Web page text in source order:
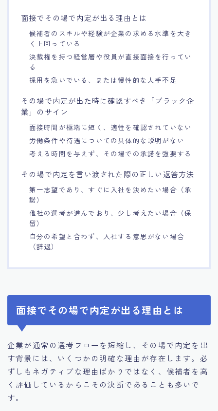
面接でその場で内定が出る理由とは
候補者のスキルや経験が企業の求める水準を大き
く上回っている
決裁権を持つ経営層や役員が直接面接を行ってい
る
採用を急いでいる、または慢性的な人手不足
その場で内定が出た時に確認すべき「ブラック企
業」のサイン
面接時間が極端に短く、適性を確認されていない
労働条件や待遇についての具体的な説明がない
考える時間を与えず、その場での承諾を強要する
その場で内定を言い渡された際の正しい返答方法
第一志望であり、すぐに入社を決めたい場合（承
諾）
他社の選考が進んでおり、少し考えたい場合（保
留）
自分の希望と合わず、入社する意思がない場合
（辞退）
面接でその場で内定が出る理由とは
企業が通常の選考フローを短縮し、その場で内定を出
す背景には、いくつかの明確な理由が存在します。必
ずしもネガティブな理由ばかりではなく、候補者を高
く評価しているからこその決断であることも多いで
す。